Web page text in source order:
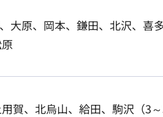
大原、岡本、鎌田、北沢、喜
賀、北烏山、給田、駒沢（3